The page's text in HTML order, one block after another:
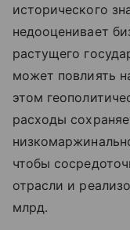
исторического
недооценивает
растущего
может повлиять
этом
расходы
чтобы
отрасли и
млрд.